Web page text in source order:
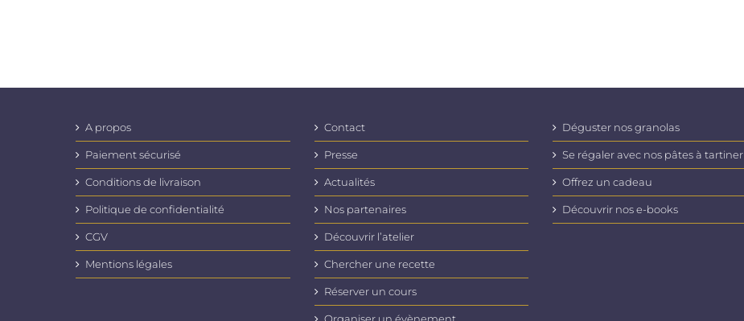
A propos
Paiement sécurisé
Conditions de livraison
Politique de confidentialité
CGV
Mentions légales
Contact
Presse
Actualités
Nos partenaires
Découvrir l’atelier
Chercher une recette
Réserver un cours
Déguster nos granolas
Se régaler avec nos pâtes à tartiner
Offrez un cadeau
Découvrir nos e-books